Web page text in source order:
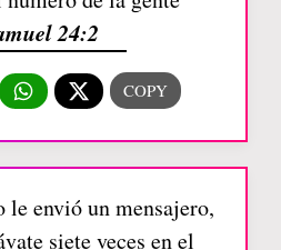
24:2
le envió un mensajero,
siete veces en el